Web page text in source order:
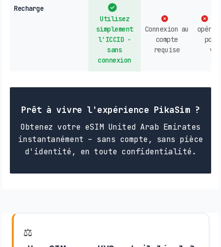
Recharge
Utilisez
simplement
l'ICCID -
sans
connexion
Connexion au
compte
requise
Prêt à vivre l'expérience PikaSim ?
Obtenez votre eSIM United Arab Emirates
instantanément – sans compte, sans pièce
d'identité, en toute confidentialité.
⚖️